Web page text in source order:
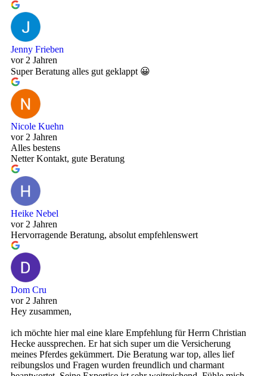
Jenny Frieben
vor 2 Jahren
Super Beratung alles gut geklappt 😀
Nicole Kuehn
vor 2 Jahren
Alles bestens
Netter Kontakt, gute Beratung
Heike Nebel
vor 2 Jahren
Hervorragende Beratung, absolut empfehlenswert
Dom Cru
vor 2 Jahren
Hey zusammen,
ich möchte hier mal eine klare Empfehlung für Herrn Christian
Hecke aussprechen. Er hat sich super um die Versicherung
meines Pferdes gekümmert. Die Beratung war top, alles lief
reibungslos und Fragen wurden freundlich und charmant